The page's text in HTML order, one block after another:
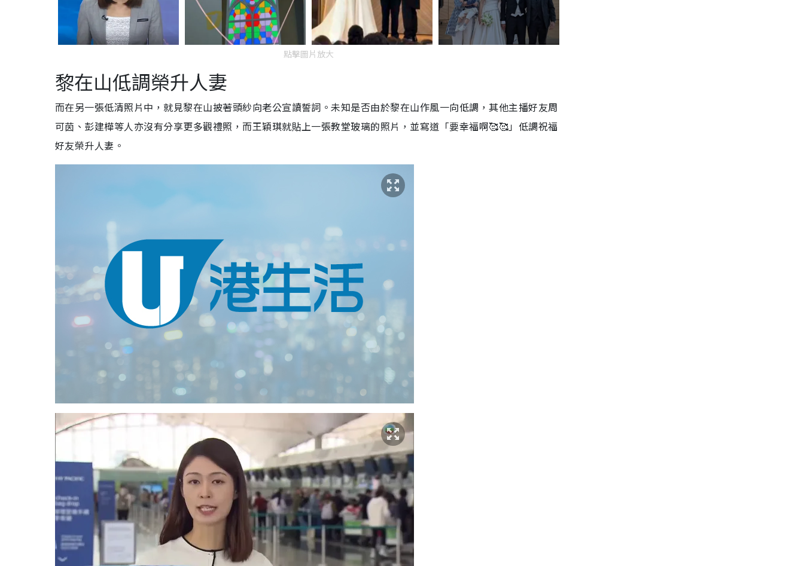
點擊圖片放大
黎在山低調榮升人妻
而在另一張低清照片中，就見黎在山披著頭紗向老公宣讀誓詞。未知是否由於黎在山作風一向低調，其他主播好友周
可茵、彭建樺等人亦沒有分享更多觀禮照，而王穎琪就貼上一張教堂玻璃的照片，並寫道「要幸福啊🥰🥰」低調祝福
好友榮升人妻。